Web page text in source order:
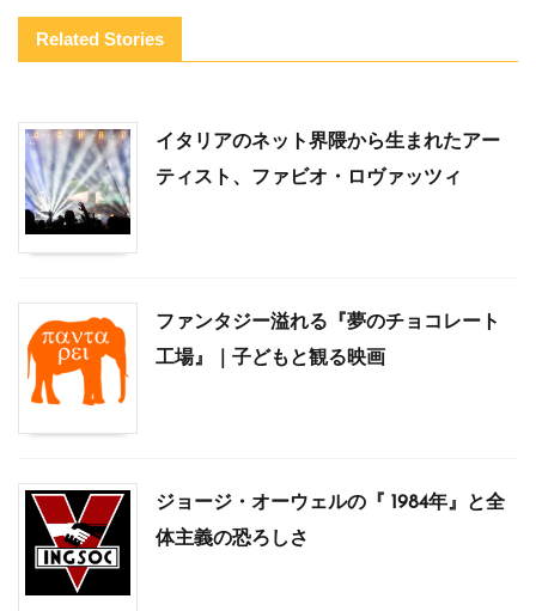
Related Stories
イタリアのネット界隈から生まれたアー
ティスト、ファビオ・ロヴァッツィ
ファンタジー溢れる『夢のチョコレート
工場』｜子どもと観る映画
ジョージ・オーウェルの『 1984年』と全
体主義の恐ろしさ